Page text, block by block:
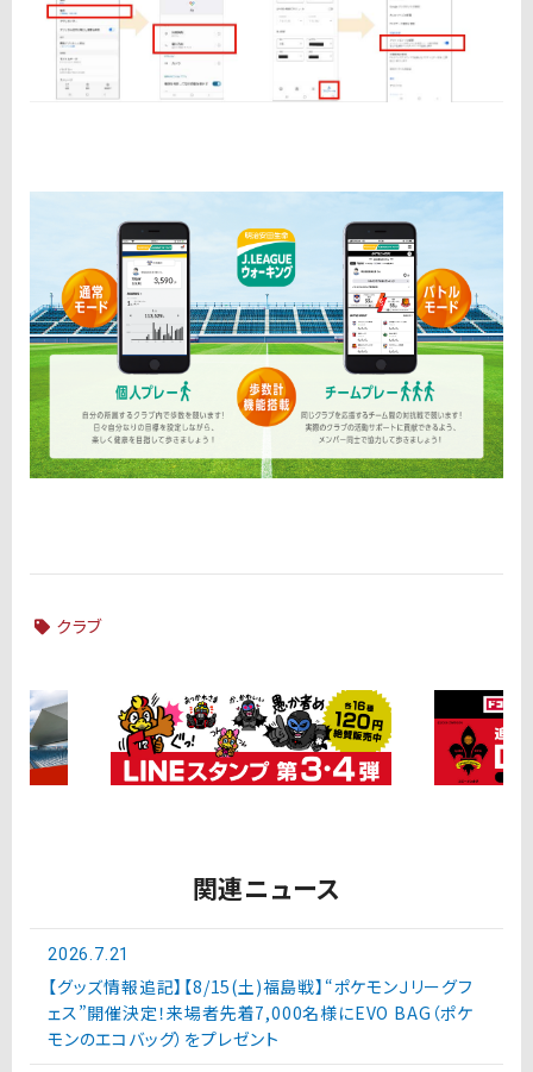
クラブ
関連ニュース
2026.7.21
【グッズ情報追記】【8/15(土)福島戦】“ポケモンＪリーグフ
ェス”開催決定！来場者先着7,000名様にEVO BAG（ポケ
モンのエコバッグ）をプレゼント